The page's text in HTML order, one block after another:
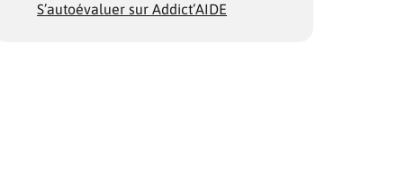
S’autoévaluer sur Addict’AIDE